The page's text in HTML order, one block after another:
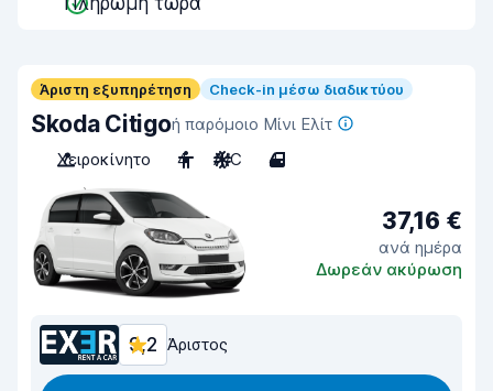
Άριστη εξυπηρέτηση Check-in μέσω διαδικτύου
Skoda Citigoή παρόμοιο Μίνι Ελίτ
Χειροκίνητο
4 A/C 4
37,16 €
ανά ημέρα
Δωρεάν ακύρωση
9,2 Άριστος